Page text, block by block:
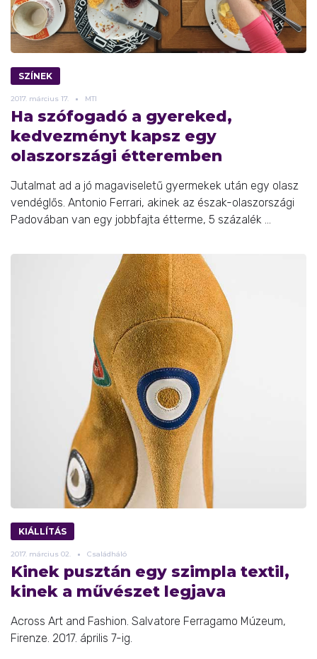
SZÍNEK
2017. március 17. MTI
Ha szófogadó a gyereked,
kedvezményt kapsz egy
olaszországi étteremben
Jutalmat ad a jó magaviseletű gyermekek után egy olasz
vendéglős. Antonio Ferrari, akinek az észak-olaszországi
Padovában van egy jobbfajta étterme, 5 százalék ...
KIÁLLÍTÁS
2017. március 02. Családháló
Kinek pusztán egy szimpla textil,
kinek a művészet legjava
Across Art and Fashion. Salvatore Ferragamo Múzeum,
Firenze. 2017. április 7-ig.